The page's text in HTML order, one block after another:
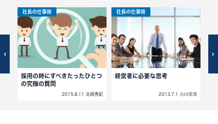
社長の仕事術
採用の時にすべきたったひとつ
の究極の質問
2015.8.11 北岡秀紀
社長の仕事術
経営者に必要な思考
2013.7.1 小川忠洋